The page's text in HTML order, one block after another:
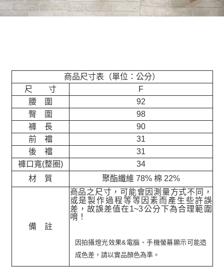
商品尺寸表（單位：公分）
尺 寸
F
腰 圍
92
臀 圍
98
褲 長
90
前 襠
31
後 襠
31
褲口寬(整圈)
34
材 質
聚酯纖維 78% 棉 22%
備 註
商品之尺寸，可能會因測量方式不同，
或是製作過程等等因素而產生些許誤
差，故誤差值在1~3公分下為合理範圍
唷！
因拍攝燈光效果&電腦、手機螢幕顯示可能造
成色差，請以實品顏色為準。